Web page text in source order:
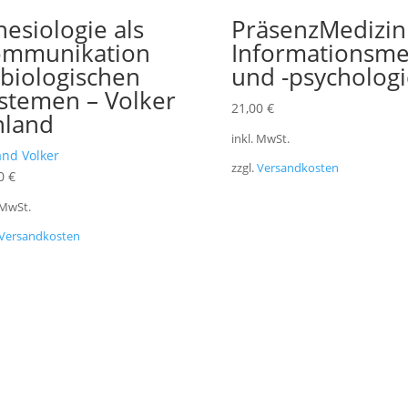
als
– Volker
Volker
€
und -
21,00 €
inkl. MwSt.
zzgl.Versandkosten